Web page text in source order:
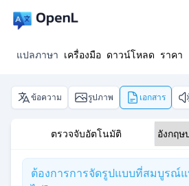
แปลภาษา เครื่องมือ ดาวน์โหลด ราคา
ข้อความ รูปภาพ เอกสาร
ตรวจจับอัตโนมัติ
ต้องการการจัดรูปแบบที่สมบูรณ์